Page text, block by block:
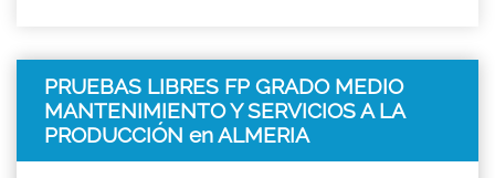
PRUEBAS LIBRES FP GRADO MEDIO
MANTENIMIENTO Y SERVICIOS A LA
PRODUCCIÓN en ALMERIA